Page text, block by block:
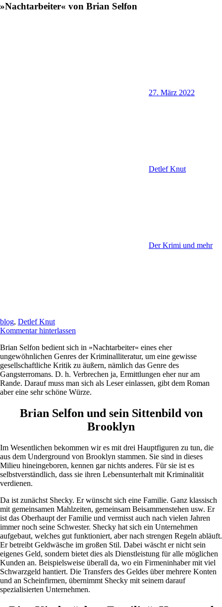
»Nachtarbeiter« von Brian Selfon
27. März 2022
Detlef Knut
Der Krimi und mehr
blog, Detlef Knut
Kommentar hinterlassen
Brian Selfon bedient sich in »Nachtarbeiter« eines eher
ungewöhnlichen Genres der Kriminalliteratur, um eine gewisse
gesellschaftliche Kritik zu äußern, nämlich das Genre des
Gangsterromans. D. h. Verbrechen ja, Ermittlungen eher nur am
Rande. Darauf muss man sich als Leser einlassen, gibt dem Roman
aber eine sehr schöne Würze.
Brian Selfon und sein Sittenbild von
Brooklyn
Im Wesentlichen bekommen wir es mit drei Hauptfiguren zu tun, die
aus dem Underground von Brooklyn stammen. Sie sind in dieses
Milieu hineingeboren, kennen gar nichts anderes. Für sie ist es
selbstverständlich, dass sie ihren Lebensunterhalt mit Kriminalität
verdienen.
Da ist zunächst Shecky. Er wünscht sich eine Familie. Ganz klassisch
mit gemeinsamen Mahlzeiten, gemeinsam Beisammenstehen usw. Er
ist das Oberhaupt der Familie und vermisst auch nach vielen Jahren
immer noch seine Schwester. Shecky hat sich ein Unternehmen
aufgebaut, welches gut funktioniert, aber nach strengen Regeln abläuft.
Er betreibt Geldwäsche im großen Stil. Dabei wäscht er nicht sein
eigenes Geld, sondern bietet dies als Dienstleistung für alle möglichen
Kunden an. Beispielsweise überall da, wo ein Firmeninhaber mit viel
Schwarzgeld hantiert. Die Transfers des Geldes über mehrere Konten
und an Scheinfirmen, übernimmt Shecky mit seinem darauf
spezialisierten Unternehmen.